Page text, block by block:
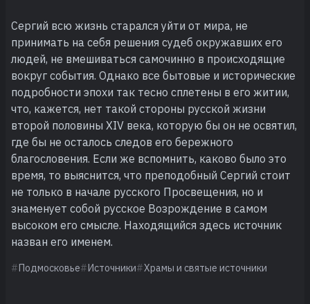
Сергий всю жизнь старался уйти от мира‚ не
принимать на себя решения судеб окружавших его
людей‚ не вмешиваться самочинно в происходящие
вокруг события. Однако все бытовые и исторические
подробности эпохи так тесно сплетены в его житии‚
что, кажется, нет такой стороны русской жизни
второй половины XIV века‚ которую бы он не освятил‚
где бы не осталось следов его бережного
благословения. Если же вспомнить‚ каково было это
время‚ то выяснится‚ что преподобный Сергий стоит
не только в начале русского Просвещения, но и
знаменует собой русское Возрождение в самом
высоком его смысле. Находящийся здесь источник
назван его именем.
Подмосковье Источники Храмы и святые источники